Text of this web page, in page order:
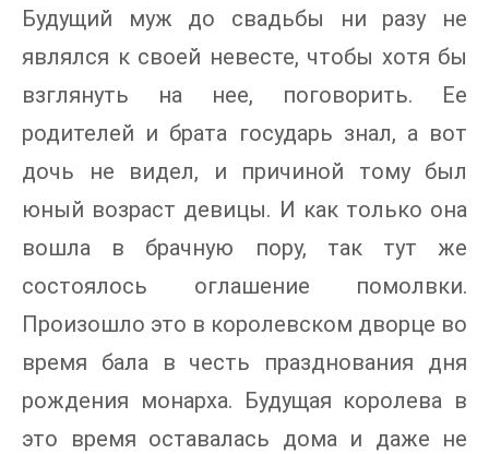
Будущий муж до свадьбы ни разу не
являлся к своей невесте, чтобы хотя бы
взглянуть на нее, поговорить. Ее
родителей и брата государь знал, а вот
дочь не видел, и причиной тому был
юный возраст девицы. И как только она
вошла в брачную пору, так тут же
состоялось оглашение помолвки.
Произошло это в королевском дворце во
время бала в честь празднования дня
рождения монарха. Будущая королева в
это время оставалась дома и даже не